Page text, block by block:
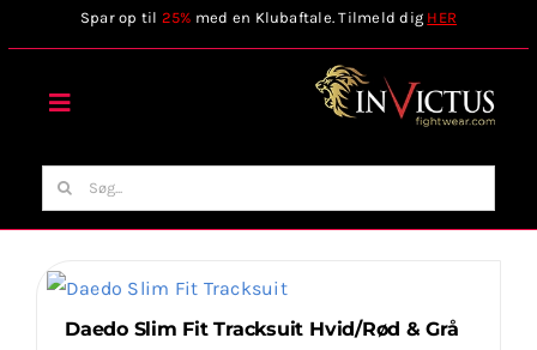
to
Spar op til 25% med en Klubaftale. Tilmeld dig HER
Toggle
Forside
Stilart / Kampsport
Søg
efter:
Daedo Slim Fit Tracksuit Hvid/Rød & Grå